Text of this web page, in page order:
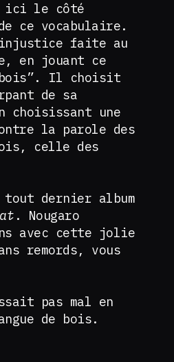
ici le côté
ce vocabulaire.
faite au
en jouant ce
bois”. Il choisit
de sa
choisissant une
la parole des
celle des
tout dernier album
. Nougaro
avec cette jolie
remords, vous
pas mal en
de bois.